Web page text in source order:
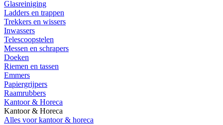
Glasreiniging
Ladders en trappen
Trekkers en wissers
Inwassers
Telescoopstelen
Messen en schrapers
Doeken
Riemen en tassen
Emmers
Papiergrijpers
Raamrubbers
Kantoor & Horeca
Kantoor & Horeca
Alles voor kantoor & horeca